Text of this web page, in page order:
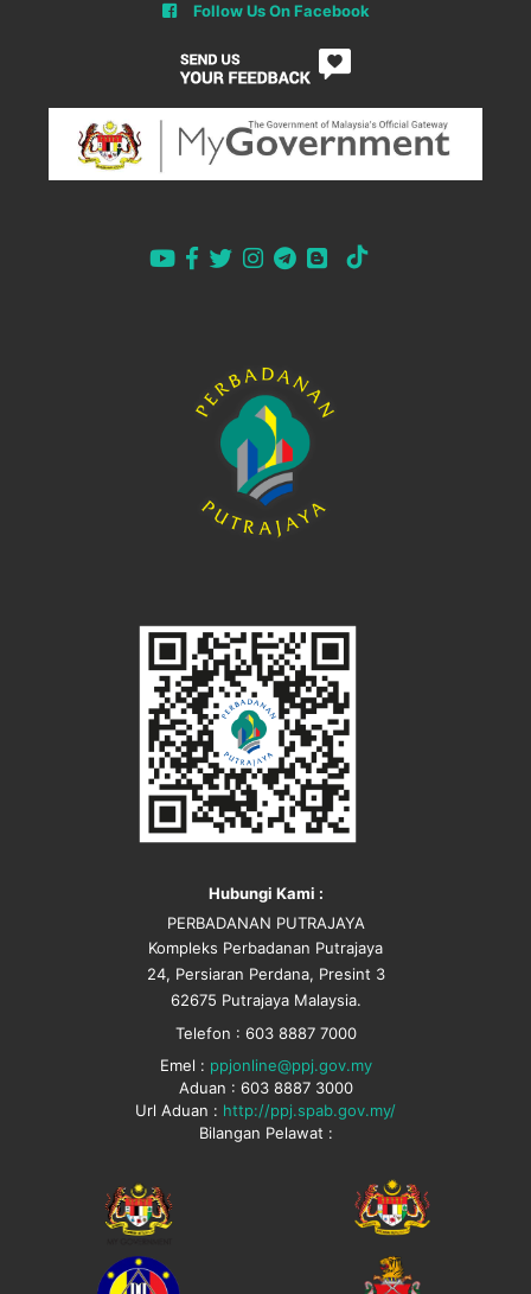
Follow Us On Facebook
Hubungi Kami :
PERBADANAN PUTRAJAYA
Kompleks Perbadanan Putrajaya
24, Persiaran Perdana, Presint 3
62675 Putrajaya Malaysia.
Telefon : 603 8887 7000
Emel : ppjonline@ppj.gov.my
Aduan : 603 8887 3000
Url Aduan : http://ppj.spab.gov.my/
Bilangan Pelawat :